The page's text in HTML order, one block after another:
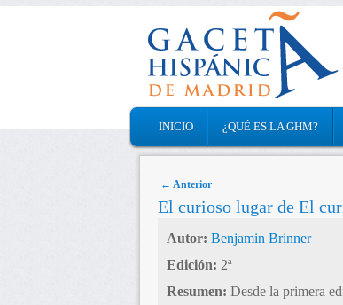
MAIN MENU
SKIP TO PRIMARY
SKIP TO SECONDARY
INICIO ¿QUÉ ES LA GHM?
Post navigation
← Anterior
El curioso lugar de El
Autor: Benjamin Brinner
Edición: 2ª
Resumen: Desde la primera